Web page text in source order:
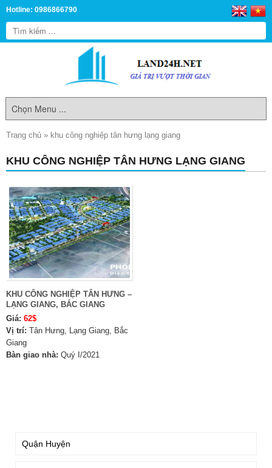
Hotline: 0986866790
Trang chủ » khu công nghiệp tân hưng lạng giang
KHU CÔNG NGHIỆP TÂN HƯNG LẠNG GIANG
KHU CÔNG NGHIỆP TÂN HƯNG –
LẠNG GIANG, BẮC GIANG
Giá: 62$
Vị trí: Tân Hưng, Lạng Giang, Bắc
Giang
Bàn giao nhà: Quý I/2021